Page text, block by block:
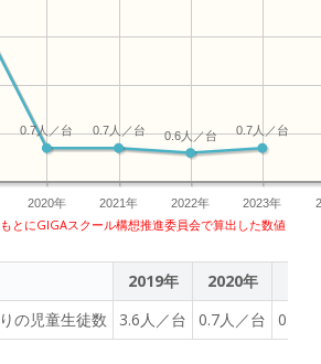
2020年 2021年 2022年 2023年
0.7人／台
0.6人／台
0.7人／台
0.7人／台
とにGIGAスクール構想推進委員会で算出した数値
2019年 2020年
の児童生徒数
3.6人／台 0.7人／台 0.7人